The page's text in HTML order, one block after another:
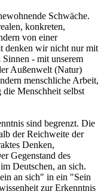
Schwäche.
konkreten,
von einer
denken wir nicht nur mit
Sinnen - mit unserem
Außenwelt (Natur)
menschliche Arbeit,
Menschheit selbst
sind begrenzt. Die
der Reichweite der
Denken,
Gegenstand des
Deutschen, an sich.
an sich" in ein "Sein
zur Erkenntnis